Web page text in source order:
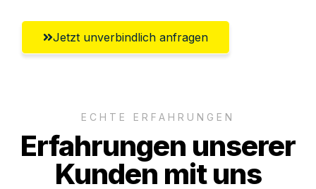
Jetzt unverbindlich anfragen
ECHTE ERFAHRUNGEN
Erfahrungen unserer
Kunden mit uns